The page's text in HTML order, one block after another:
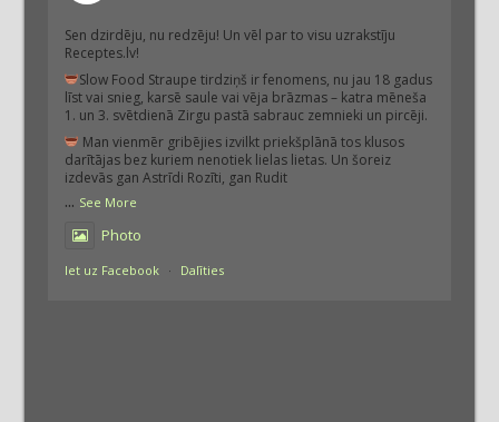
Sen dzirdēju, nu redzēju! Un vēl par to visu uzrakstīju
Receptes.lv!
Slow Food Straupe tirdziņš ir fenomens, nu jau 18 gadus
līst vai snieg, karsē saule vai vēja brāzmas – katra mēneša
1. un 3. svētdienā Zirgu pastā sabrauc zemnieki un pircēji.
Man vienmēr gribējies izvilkt priekšplānā tos klusos
darītājas bez kuriem nenotiek lielas lietas. Un šoreiz
izdevās gan Astrīdi Rozīti, gan Rudit
... See More
Photo
Iet uz Facebook · Dalīties